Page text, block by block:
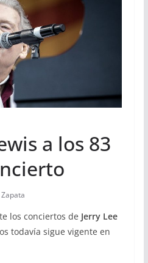
a los 83
los conciertos de Jerry Lee
todavía sigue vigente en